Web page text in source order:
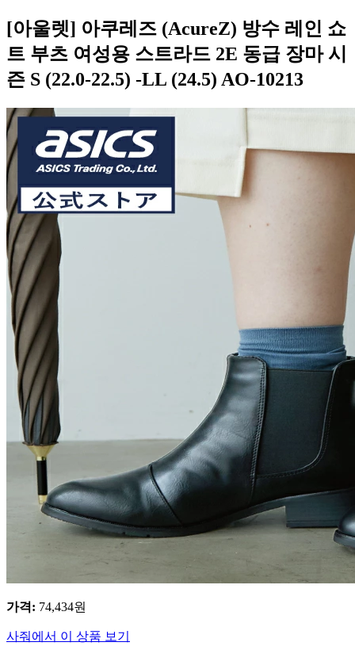
[아울렛] 아쿠레즈 (AcureZ) 방수 레인 쇼
트 부츠 여성용 스트라드 2E 동급 장마 시
즌 S (22.0-22.5) -LL (24.5) AO-10213
가격: 74,434원
사줘에서 이 상품 보기